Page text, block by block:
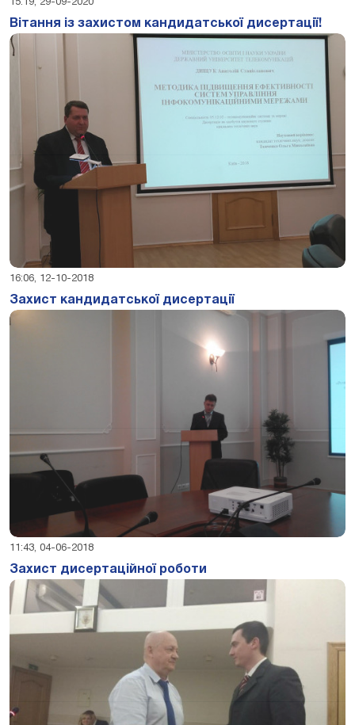
15:19, 29-09-2020
Вітання із захистом кандидатської дисертації!
16:06, 12-10-2018
Захист кандидатської дисертації
11:43, 04-06-2018
Захист дисертаційної роботи